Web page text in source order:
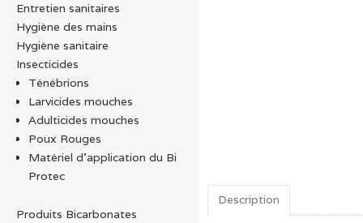
Description
Entretien sanitaires
Hygiène des mains
Hygiène sanitaire
Insecticides
Ténébrions
Larvicides mouches
Adulticides mouches
Poux Rouges
Matériel d’application du Bi
Protec
Produits Bicarbonates